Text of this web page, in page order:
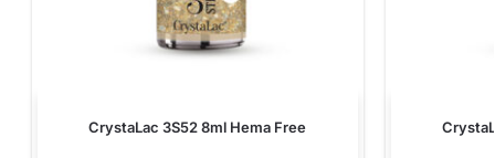
CrystaLac 3S52 8ml Hema Free